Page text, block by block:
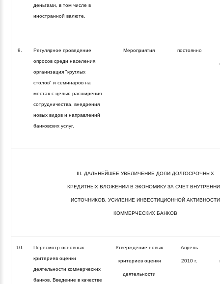
деньгами, в том числе в
иностранной валюте.
9.
Регулярное проведение
опросов среди населения,
организация "круглых
столов" и семинаров на
местах с целью расширения
сотрудничества, внедрения
новых видов и направлений
банковских услуг.
Мероприятия постоянно
III. ДАЛЬНЕЙШЕЕ УВЕЛИЧЕНИЕ ДОЛИ ДОЛГОСРОЧНЫХ
КРЕДИТНЫХ ВЛОЖЕНИИ В ЭКОНОМИКУ ЗА СЧЕТ
ИСТОЧНИКОВ, УСИЛЕНИЕ ИНВЕСТИЦИОННОЙ АКТИВНОСТИ
КОММЕРЧЕСКИХ БАНКОВ
10.
Пересмотр основных
критериев оценки
деятельности коммерческих
банков. Введение в качестве
Утверждение новых
критериев оценки
деятельности
Апрель
2010 г.